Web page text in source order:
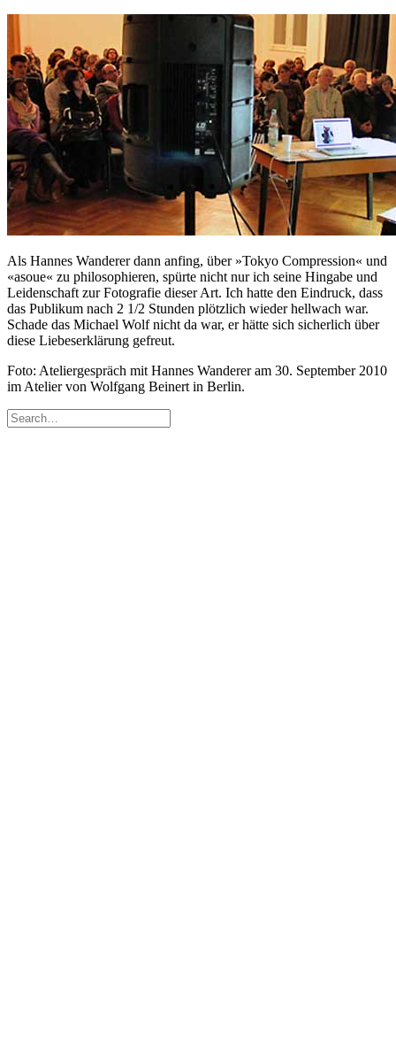
Als Hannes Wanderer dann anfing, über »Tokyo Compression« und
«asoue« zu philosophieren, spürte nicht nur ich seine Hingabe und
Leidenschaft zur Fotografie dieser Art. Ich hatte den Eindruck, dass
das Publikum nach 2 1/2 Stunden plötzlich wieder hellwach war.
Schade das Michael Wolf nicht da war, er hätte sich sicherlich über
diese Liebeserklärung gefreut.
Foto: Ateliergespräch mit Hannes Wanderer am 30. September 2010
im Atelier von Wolfgang Beinert in Berlin.